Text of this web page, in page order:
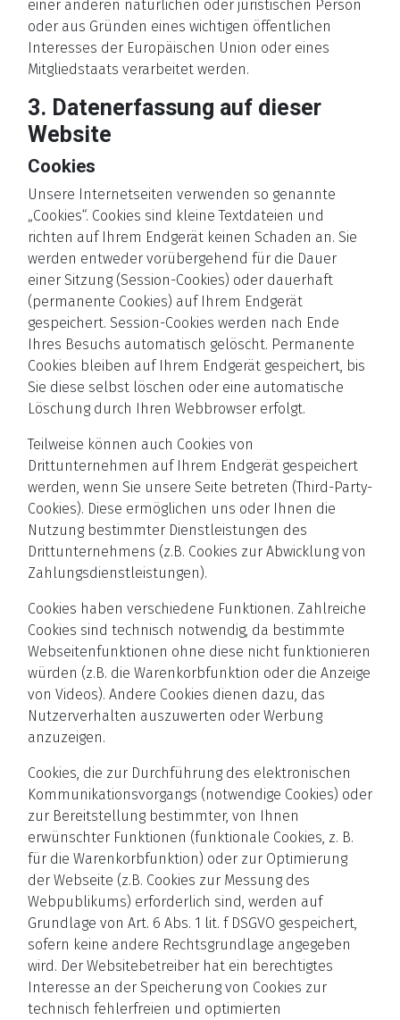
einer anderen natürlichen oder juristischen Person
oder aus Gründen eines wichtigen öffentlichen
Interesses der Europäischen Union oder eines
Mitgliedstaats verarbeitet werden.
3. Datenerfassung auf dieser
Website
Cookies
Unsere Internetseiten verwenden so genannte
„Cookies“. Cookies sind kleine Textdateien und
richten auf Ihrem Endgerät keinen Schaden an. Sie
werden entweder vorübergehend für die Dauer
einer Sitzung (Session-Cookies) oder dauerhaft
(permanente Cookies) auf Ihrem Endgerät
gespeichert. Session-Cookies werden nach Ende
Ihres Besuchs automatisch gelöscht. Permanente
Cookies bleiben auf Ihrem Endgerät gespeichert, bis
Sie diese selbst löschen oder eine automatische
Löschung durch Ihren Webbrowser erfolgt.
Teilweise können auch Cookies von
Drittunternehmen auf Ihrem Endgerät gespeichert
werden, wenn Sie unsere Seite betreten (Third-Party-
Cookies). Diese ermöglichen uns oder Ihnen die
Nutzung bestimmter Dienstleistungen des
Drittunternehmens (z.B. Cookies zur Abwicklung von
Zahlungsdienstleistungen).
Cookies haben verschiedene Funktionen. Zahlreiche
Cookies sind technisch notwendig, da bestimmte
Webseitenfunktionen ohne diese nicht funktionieren
würden (z.B. die Warenkorbfunktion oder die Anzeige
von Videos). Andere Cookies dienen dazu, das
Nutzerverhalten auszuwerten oder Werbung
anzuzeigen.
Cookies, die zur Durchführung des elektronischen
Kommunikationsvorgangs (notwendige Cookies) oder
zur Bereitstellung bestimmter, von Ihnen
erwünschter Funktionen (funktionale Cookies, z. B.
für die Warenkorbfunktion) oder zur Optimierung
der Webseite (z.B. Cookies zur Messung des
Webpublikums) erforderlich sind, werden auf
Grundlage von Art. 6 Abs. 1 lit. f DSGVO gespeichert,
sofern keine andere Rechtsgrundlage angegeben
wird. Der Websitebetreiber hat ein berechtigtes
Interesse an der Speicherung von Cookies zur
technisch fehlerfreien und optimierten